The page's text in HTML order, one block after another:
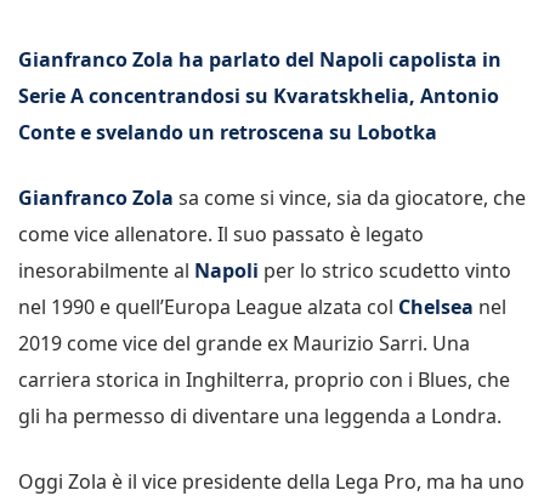
Gianfranco Zola ha parlato del Napoli capolista in
Serie A concentrandosi su Kvaratskhelia, Antonio
Conte e svelando un retroscena su Lobotka
Gianfranco Zola sa come si vince, sia da giocatore, che
come vice allenatore. Il suo passato è legato
inesorabilmente al Napoli per lo strico scudetto vinto
nel 1990 e quell’Europa League alzata col Chelsea nel
2019 come vice del grande ex Maurizio Sarri. Una
carriera storica in Inghilterra, proprio con i Blues, che
gli ha permesso di diventare una leggenda a Londra.
Oggi Zola è il vice presidente della Lega Pro, ma ha uno